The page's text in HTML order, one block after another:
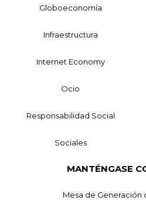
Globoeconomía
Infraestructura
Internet Economy
Ocio
Responsabilidad Social
Sociales
MANTÉNGASE
Mesa de Generación